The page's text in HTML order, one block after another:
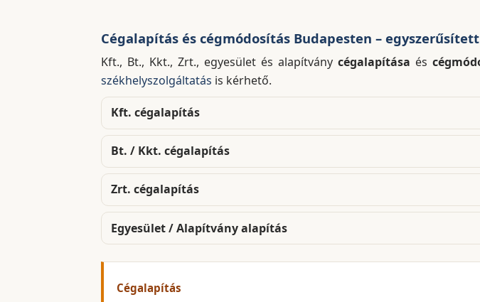
Cégalapítás és cégmódosítás Budapesten –
Kft., Bt., Kkt., Zrt., egyesület és alapítvány cégalapítása és
székhelyszolgáltatás is kérhető.
Kft. cégalapítás
Bt. / Kkt. cégalapítás
Zrt. cégalapítás
Egyesület / Alapítvány alapítás
Cégalapítás